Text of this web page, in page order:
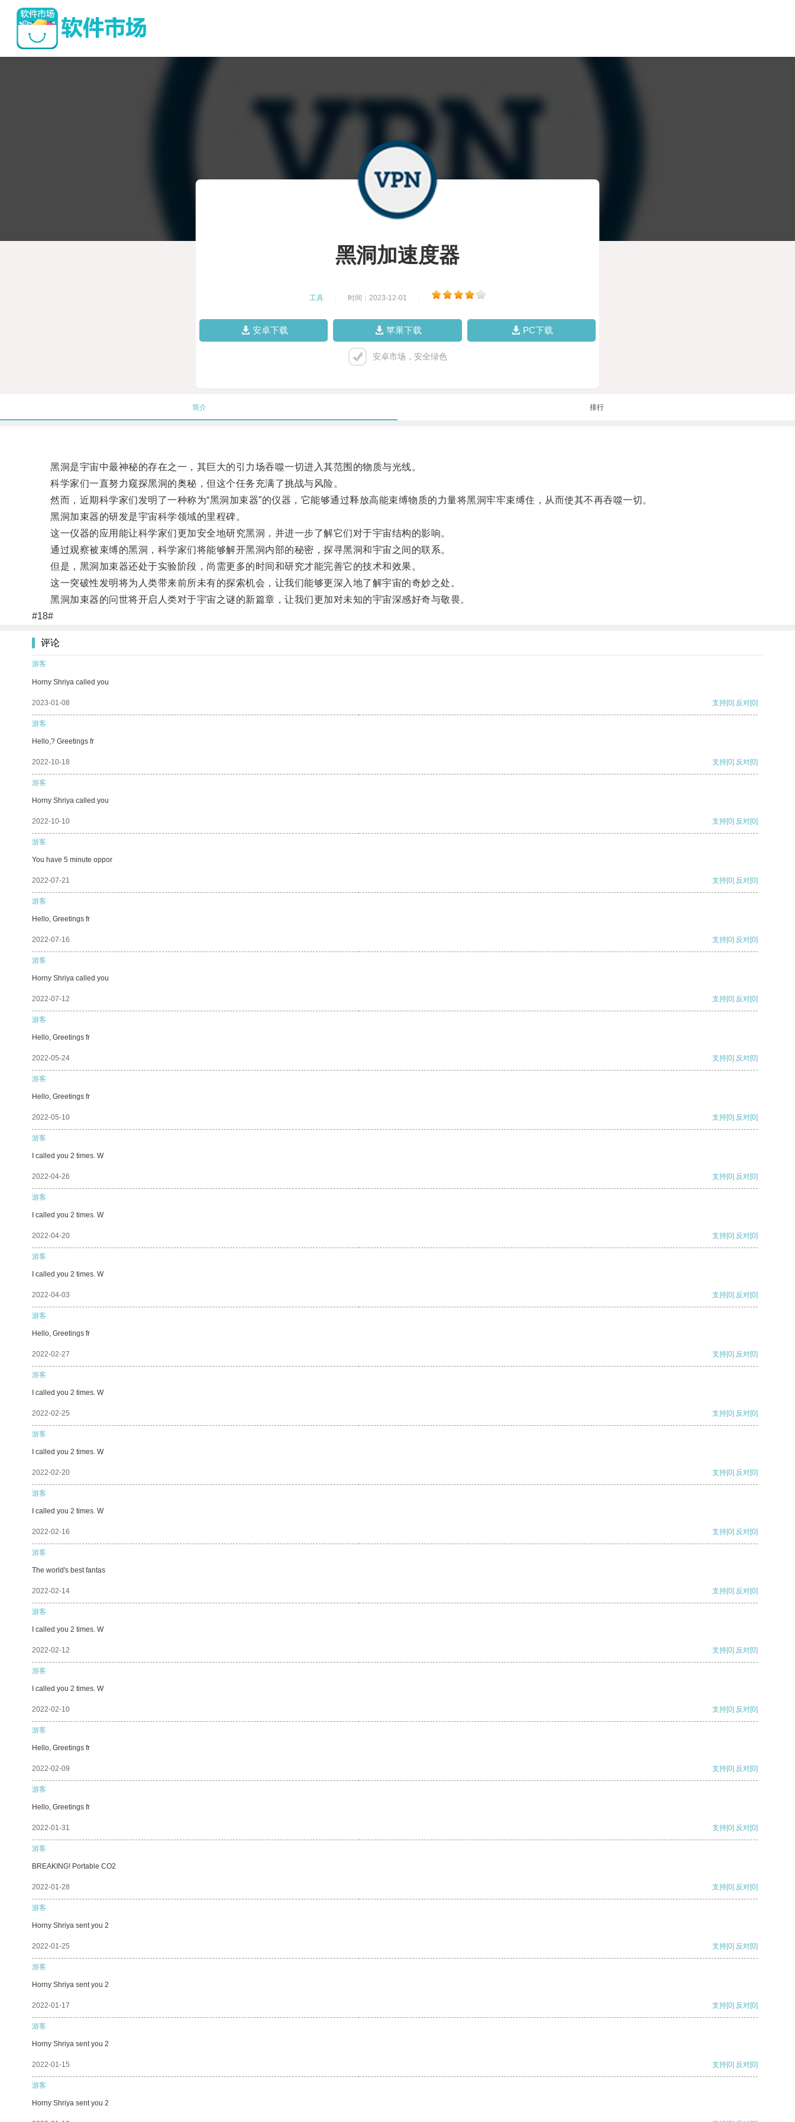
黑洞加速度器
工具 时间：2023-12-01
安卓下载 苹果下载 PC下载
安卓市场，安全绿色
简介 排行
黑洞是宇宙中最神秘的存在之一，其巨大的引力场吞噬一切进入其范围的物质与光线。
科学家们一直努力窥探黑洞的奥秘，但这个任务充满了挑战与风险。
然而，近期科学家们发明了一种称为“黑洞加束器”的仪器，它能够通过释放高能束缚物质的力量将黑洞牢牢束缚住，从而使其不再吞噬一切。
黑洞加束器的研发是宇宙科学领域的里程碑。
这一仪器的应用能让科学家们更加安全地研究黑洞，并进一步了解它们对于宇宙结构的影响。
通过观察被束缚的黑洞，科学家们将能够解开黑洞内部的秘密，探寻黑洞和宇宙之间的联系。
但是，黑洞加束器还处于实验阶段，尚需更多的时间和研究才能完善它的技术和效果。
这一突破性发明将为人类带来前所未有的探索机会，让我们能够更深入地了解宇宙的奇妙之处。
黑洞加束器的问世将开启人类对于宇宙之谜的新篇章，让我们更加对未知的宇宙深感好奇与敬畏。
#18#
评论
游客
Horny Shriya called you
2023-01-08 支持[0] 反对[0]
游客
Hello,? Greetings fr
2022-10-18 支持[0] 反对[0]
游客
Horny Shriya called you
2022-10-10 支持[0] 反对[0]
游客
You have 5 minute oppor
2022-07-21 支持[0] 反对[0]
游客
Hello, Greetings fr
2022-07-16 支持[0] 反对[0]
游客
Horny Shriya called you
2022-07-12 支持[0] 反对[0]
游客
Hello, Greetings fr
2022-05-24 支持[0] 反对[0]
游客
Hello, Greetings fr
2022-05-10 支持[0] 反对[0]
游客
I called you 2 times. W
2022-04-26 支持[0] 反对[0]
游客
I called you 2 times. W
2022-04-20 支持[0] 反对[0]
游客
I called you 2 times. W
2022-04-03 支持[0] 反对[0]
游客
Hello, Greetings fr
2022-02-27 支持[0] 反对[0]
游客
I called you 2 times. W
2022-02-25 支持[0] 反对[0]
游客
I called you 2 times. W
2022-02-20 支持[0] 反对[0]
游客
I called you 2 times. W
2022-02-16 支持[0] 反对[0]
游客
The world's best fantas
2022-02-14 支持[0] 反对[0]
游客
I called you 2 times. W
2022-02-12 支持[0] 反对[0]
游客
I called you 2 times. W
2022-02-10 支持[0] 反对[0]
游客
Hello, Greetings fr
2022-02-09 支持[0] 反对[0]
游客
Hello, Greetings fr
2022-01-31 支持[0] 反对[0]
游客
BREAKING! Portable CO2
2022-01-28 支持[0] 反对[0]
游客
Horny Shriya sent you 2
2022-01-25 支持[0] 反对[0]
游客
Horny Shriya sent you 2
2022-01-17 支持[0] 反对[0]
游客
Horny Shriya sent you 2
2022-01-15 支持[0] 反对[0]
游客
Horny Shriya sent you 2